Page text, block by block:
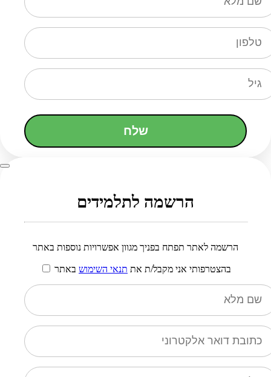
שלח
הרשמה לתלמידים
הרשמה לאתר תפתח בפניך מגוון אפשרויות נוספות באתר
בהצטרפותי אני מקבל/ת את תנאי השימוש באתר